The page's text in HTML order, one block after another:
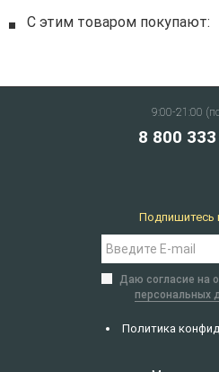
С этим товаром покупают:
9:00-21:00
8 800
Политика
Подпишитесь
Даю согласие на
персональных